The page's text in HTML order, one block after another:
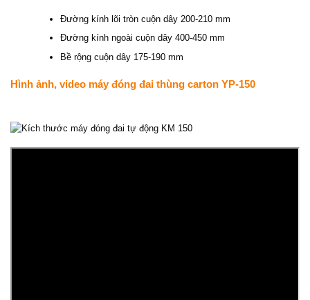
Đường kính lõi tròn cuộn dây 200-210 mm
Đường kính ngoài cuộn dây 400-450 mm
Bề rộng cuộn dây 175-190 mm
Hình ảnh, video máy đóng đai thùng carton YP-150